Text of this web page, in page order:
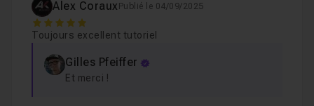
Alex Coraux Publié le 04/09/2025
5
Toujours excellent tutoriel
Gilles Pfeiffer
Et merci !